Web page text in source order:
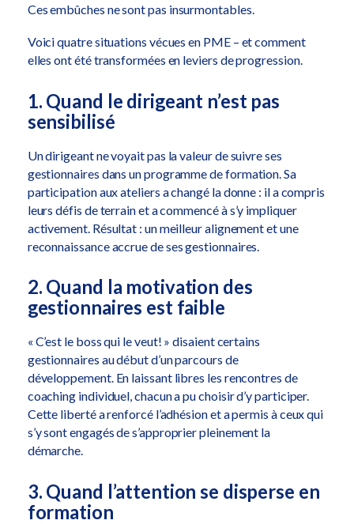
Ces embûches ne sont pas insurmontables.
Voici quatre situations vécues en PME – et comment
elles ont été transformées en leviers de progression.
1. Quand le dirigeant n’est pas
sensibilisé
Un dirigeant ne voyait pas la valeur de suivre ses
gestionnaires dans un programme de formation. Sa
participation aux ateliers a changé la donne : il a compris
leurs défis de terrain et a commencé à s’y impliquer
activement. Résultat : un meilleur alignement et une
reconnaissance accrue de ses gestionnaires.
2. Quand la motivation des
gestionnaires est faible
« C’est le boss qui le veut! » disaient certains
gestionnaires au début d’un parcours de
développement. En laissant libres les rencontres de
coaching individuel, chacun a pu choisir d’y participer.
Cette liberté a renforcé l’adhésion et a permis à ceux qui
s’y sont engagés de s’approprier pleinement la
démarche.
3. Quand l’attention se disperse en
formation